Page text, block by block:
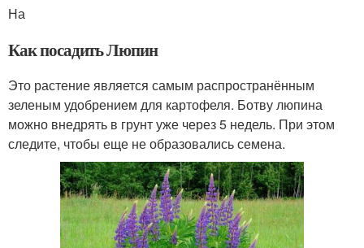
На
Как посадить Люпин
Это растение является самым распространённым
зеленым удобрением для картофеля. Ботву люпина
можно внедрять в грунт уже через 5 недель. При этом
следите, чтобы еще не образовались семена.